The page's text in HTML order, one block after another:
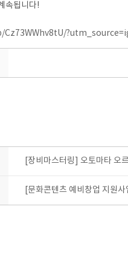
속됩니다!
[장비마스터링] 오토마타 오
[문화콘텐츠 예비창업 지원